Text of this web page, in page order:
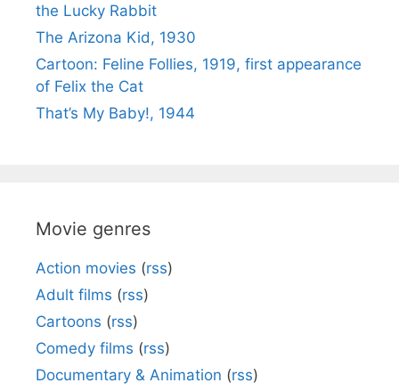
the Lucky Rabbit
The Arizona Kid, 1930
Cartoon: Feline Follies, 1919, first appearance
of Felix the Cat
That’s My Baby!, 1944
Movie genres
Action movies (rss)
Adult films (rss)
Cartoons (rss)
Comedy films (rss)
Documentary & Animation (rss)